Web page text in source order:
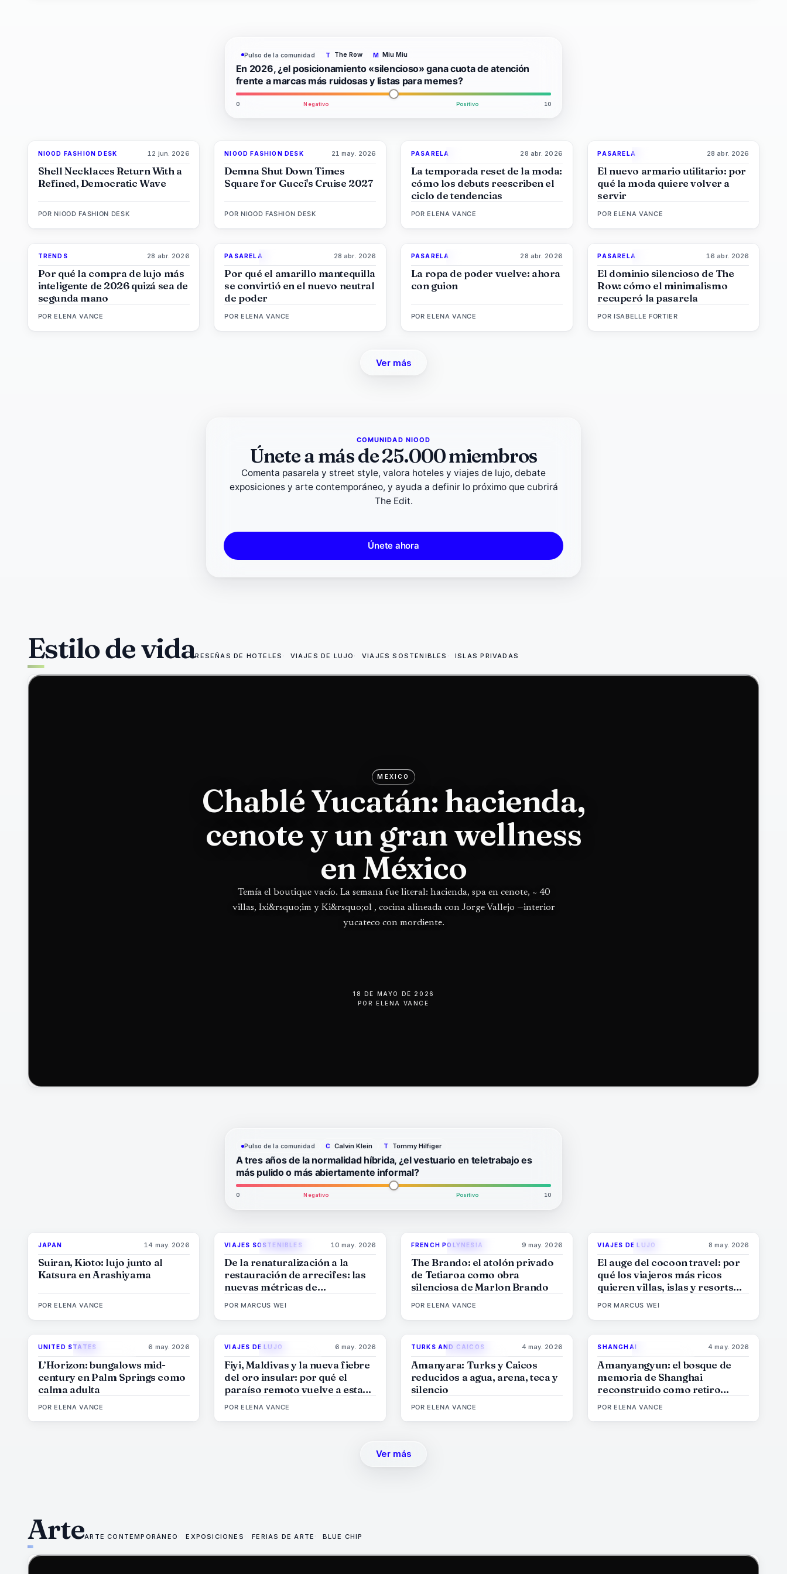
Pulso de la comunidad T The Row M Miu Miu
En 2026, ¿el posicionamiento «silencioso» gana cuota de atención
frente a marcas más ruidosas y listas para memes?
0 Negativo Positivo 10
LIVE BRIEF
NIOOD FASHION DESK 12 jun. 2026
Shell Necklaces Return With a
Refined, Democratic Wave
POR NIOOD FASHION DESK
LIVE BRIEF
NIOOD FASHION DESK 21 may. 2026
Demna Shut Down Times
Square for Gucci's Cruise 2027
POR NIOOD FASHION DESK
88% 72
PASARELA 28 abr. 2026
La temporada reset de la moda:
cómo los debuts reescriben el
ciclo de tendencias
POR ELENA VANCE
87% 47
PASARELA 28 abr. 2026
El nuevo armario utilitario: por
qué la moda quiere volver a
servir
POR ELENA VANCE
89% 49
TRENDS 28 abr. 2026
Por qué la compra de lujo más
inteligente de 2026 quizá sea de
segunda mano
POR ELENA VANCE
86% 86
PASARELA 28 abr. 2026
Por qué el amarillo mantequilla
se convirtió en el nuevo neutral
de poder
POR ELENA VANCE
86% 61
PASARELA 28 abr. 2026
La ropa de poder vuelve: ahora
con guion
POR ELENA VANCE
93% 67
PASARELA 16 abr. 2026
El dominio silencioso de The
Row: cómo el minimalismo
recuperó la pasarela
POR ISABELLE FORTIER
Ver más
COMUNIDAD NIOOD
Únete a más de 25.000 miembros
Comenta pasarela y street style, valora hoteles y viajes de lujo, debate
exposiciones y arte contemporáneo, y ayuda a definir lo próximo que cubrirá
The Edit.
Únete ahora
Estilo de vidaRESEÑAS DE HOTELES VIAJES DE LUJO VIAJES SOSTENIBLES ISLAS PRIVADAS
MEXICO
Chablé Yucatán: hacienda,
cenote y un gran wellness
en México
Temía el boutique vacío. La semana fue literal: hacienda, spa en cenote, ~ 40
villas, Ixi&rsquo;im y Ki&rsquo;ol , cocina alineada con Jorge Vallejo —interior
yucateco con mordiente.
18 DE MAYO DE 2026
POR ELENA VANCE
Pulso de la comunidad C Calvin Klein T Tommy Hilfiger
A tres años de la normalidad híbrida, ¿el vestuario en teletrabajo es
más pulido o más abiertamente informal?
0 Negativo Positivo 10
93% 44
JAPAN 14 may. 2026
Suiran, Kioto: lujo junto al
Katsura en Arashiyama
POR ELENA VANCE
MAGAZINE 86% 81
VIAJES SOSTENIBLES 10 may. 2026
De la renaturalización a la
restauración de arrecifes: las
nuevas métricas de
de lujo ya no pueden fingir
POR MARCUS WEI
MAGAZINE 96% 51
FRENCH POLYNESIA 9 may. 2026
The Brando: el atolón privado
de Tetiaroa como obra
silenciosa de Marlon Brando
POR ELENA VANCE
MAGAZINE 82% 81
VIAJES DE LUJO 8 may. 2026
El auge del cocoon travel: por
qué los viajeros más ricos
quieren villas, islas y resorts
POR MARCUS WEI
MAGAZINE 92% 68
UNITED STATES 6 may. 2026
L’Horizon: bungalows mid-
century en Palm Springs como
calma adulta
POR ELENA VANCE
MAGAZINE 84% 76
VIAJES DE LUJO 6 may. 2026
Fiyi, Maldivas y la nueva fiebre
del oro insular: por qué el
paraíso remoto vuelve a estar
POR ELENA VANCE
MAGAZINE 96% 60
TURKS AND CAICOS 4 may. 2026
Amanyara: Turks y Caicos
reducidos a agua, arena, teca y
silencio
POR ELENA VANCE
96% 78
SHANGHAI 4 may. 2026
Amanyangyun: el bosque de
memoria de Shanghai
reconstruido como retiro
POR ELENA VANCE
Ver más
ArteARTE CONTEMPORÁNEO EXPOSICIONES FERIAS DE ARTE BLUE CHIP